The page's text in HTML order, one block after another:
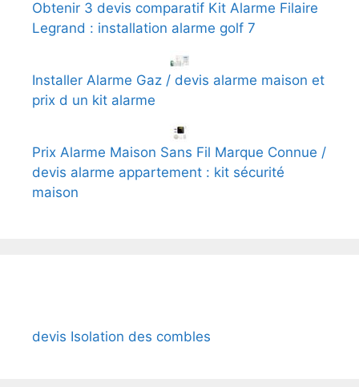
Obtenir 3 devis comparatif Kit Alarme Filaire
Legrand : installation alarme golf 7
Installer Alarme Gaz / devis alarme maison et
prix d un kit alarme
Prix Alarme Maison Sans Fil Marque Connue /
devis alarme appartement : kit sécurité
maison
devis Isolation des combles